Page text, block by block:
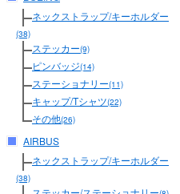
ネックストラップ/キーホルダー
(38)
ステッカー(9)
ピンバッジ(14)
ステーショナリー(11)
キャップ/Tシャツ(22)
その他(26)
AIRBUS
ネックストラップ/キーホルダー
(38)